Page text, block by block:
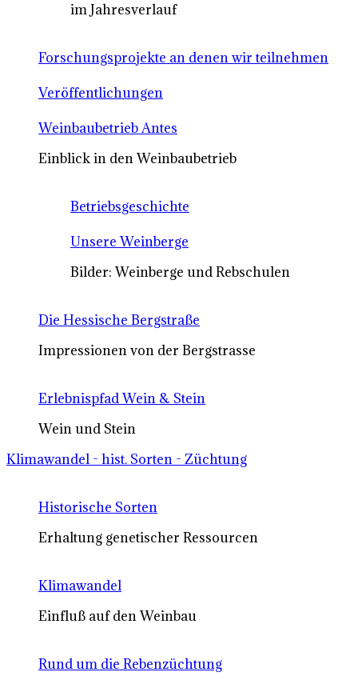
im Jahresverlauf
Forschungsprojekte an denen wir teilnehmen
Veröffentlichungen
Weinbaubetrieb Antes
Einblick in den Weinbaubetrieb
Betriebsgeschichte
Unsere Weinberge
Bilder: Weinberge und Rebschulen
Die Hessische Bergstraße
Impressionen von der Bergstrasse
Erlebnispfad Wein & Stein
Wein und Stein
Klimawandel - hist. Sorten - Züchtung
Historische Sorten
Erhaltung genetischer Ressourcen
Klimawandel
Einfluß auf den Weinbau
Rund um die Rebenzüchtung